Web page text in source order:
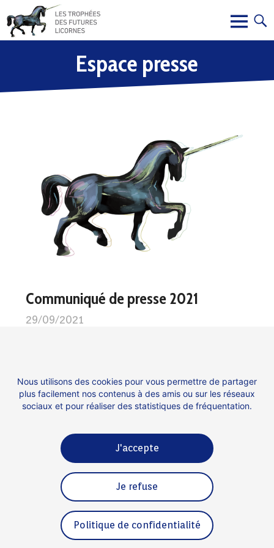
Espace presse
Communiqué de presse 2021
29/09/2021
Licornes le 29 septembre 2021.
Plus d'information ici
Contact
Politique de confidentialité
Nous utilisons des cookies pour vous permettre de partager
plus facilement nos contenus à des amis ou sur les réseaux
sociaux et pour réaliser des statistiques de fréquentation.
J'accepte
Je refuse
Politique de confidentialité